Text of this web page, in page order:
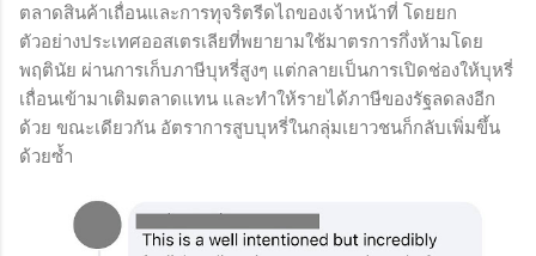
ตลาดสินค้าเถื่อนและการทุจริตรีดไถของเจ้าหน้าที่ โดยยก
ตัวอย่างประเทศออสเตรเลียที่พยายามใช้มาตรการกึ่งห้ามโดย
พฤตินัย ผ่านการเก็บภาษีบุหรี่สูงๆ แต่กลายเป็นการเปิดช่องให้บุหรี่
เถื่อนเข้ามาเติมตลาดแทน และทำให้รายได้ภาษีของรัฐลดลงอีก
ด้วย ขณะเดียวกัน อัตราการสูบบุหรี่ในกลุ่มเยาวชนก็กลับเพิ่มขึ้น
ด้วยซ้ำ